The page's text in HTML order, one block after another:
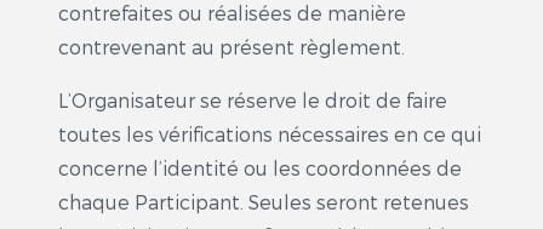
contrefaites ou réalisées de manière
contrevenant au présent règlement.
L’Organisateur se réserve le droit de faire
toutes les vérifications nécessaires en ce qui
concerne l’identité ou les coordonnées de
chaque Participant. Seules seront retenues